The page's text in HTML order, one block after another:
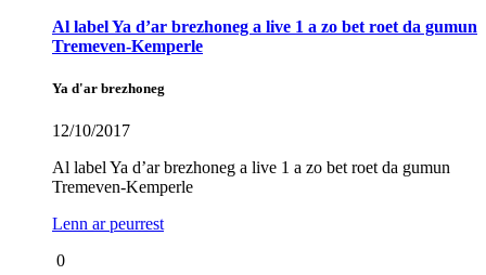
Al label Ya d’ar brezhoneg a live 1 a zo bet roet da gumun
Tremeven-Kemperle
Ya d'ar brezhoneg
12/10/2017
Al label Ya d’ar brezhoneg a live 1 a zo bet roet da gumun
Tremeven-Kemperle
Lenn ar peurrest
0